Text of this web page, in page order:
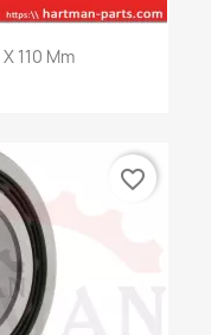
110 Mm
favorite_border